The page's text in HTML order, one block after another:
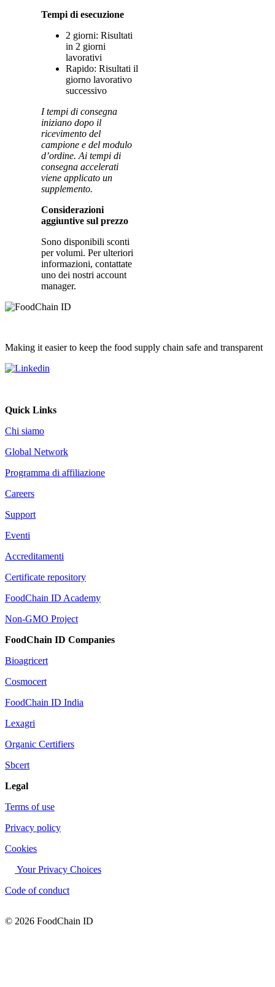
Tempi di esecuzione
2 giorni: Risultati
in 2 giorni
lavorativi
Rapido: Risultati il
giorno lavorativo
successivo
I tempi di consegna
iniziano dopo il
ricevimento del
campione e del modulo
d’ordine. Ai tempi di
consegna accelerati
viene applicato un
supplemento.
Considerazioni
aggiuntive sul prezzo
Sono disponibili sconti
per volumi. Per ulteriori
informazioni, contattate
uno dei nostri account
manager.
Making it easier to keep the food supply chain safe and transparent
Quick Links
Chi siamo
Global Network
Programma di affiliazione
Careers
Support
Eventi
Accreditamenti
Certificate repository
FoodChain ID Academy
Non-GMO Project
FoodChain ID Companies
Bioagricert
Cosmocert
FoodChain ID India
Lexagri
Organic Certifiers
Sbcert
Legal
Terms of use
Privacy policy
Cookies
Your Privacy Choices
Code of conduct
© 2026 FoodChain ID